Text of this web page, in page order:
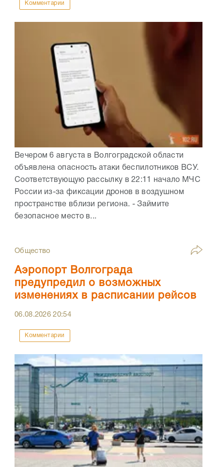
Комментарии
Вечером 6 августа в Волгоградской области
объявлена опасность атаки беспилотников ВСУ.
Соответствующую рассылку в 22:11 начало МЧС
России из-за фиксации дронов в воздушном
пространстве вблизи региона. - Займите
безопасное место в...
Общество
Аэропорт Волгограда
предупредил о возможных
изменениях в расписании рейсов
06.08.202620:54
Комментарии